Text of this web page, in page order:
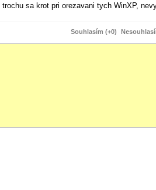
sa krot pri orezavani tych WinXP,
Souhlasím (+0)